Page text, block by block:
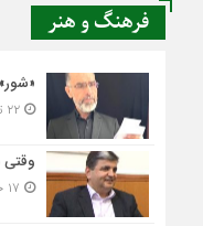
فرهنگ و هنر
۲۲ تیر ۱۴۰۵ - ۹:۵۲